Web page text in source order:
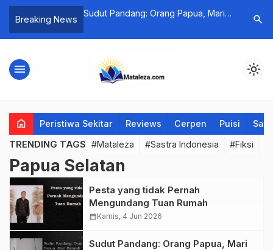
Breaking News
Tay
Sudut Pandang: Orang Papua, Mari
Ruang
search
menu light_mode
home Peristiwa Sekitar Reviews Cerpen Puisi
TRENDING TAGS #Mataleza #Sastra Indonesia #Fiksi
Papua Selatan
Pesta yang tidak Pernah
Mengundang Tuan Rumah
calendar_monthKamis, 4 Jun 2026
Sudut Pandang: Orang Papua, Mari